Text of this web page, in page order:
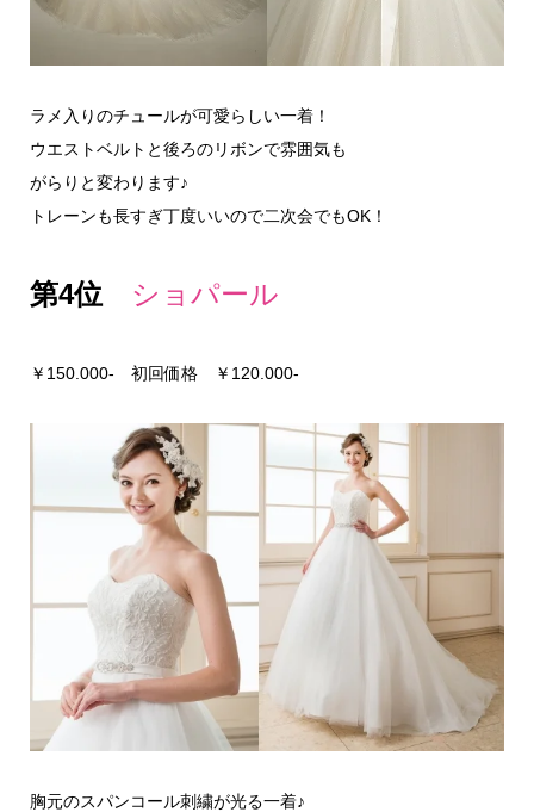
ラメ入りのチュールが可愛らしい一着！
ウエストベルトと後ろのリボンで雰囲気も
がらりと変わります♪
トレーンも長すぎ丁度いいので二次会でもOK！
第4位 ショパール
￥150.000- 初回価格 ￥120.000-
胸元のスパンコール刺繍が光る一着♪